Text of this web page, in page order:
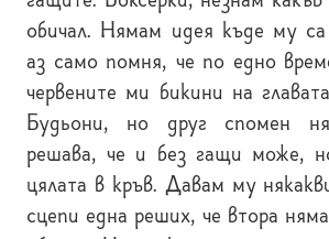
обичал. Нямам идея къде му са
аз само помня, че по едно
червените ми бикини на
Будьони, но друг спомен
решава, че и без гащи може,
цялата в кръв. Давам му
сцепи една реших, че втора